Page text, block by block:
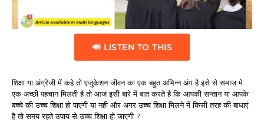
🔊 LISTEN TO THIS
शिक्षा या अंग्रेजी में कहे तो एजुकेशन जीवन का एक बहुत अभिन्न अंग है इसे से समाज मे
एक अच्छी पहचान मिलती है तो आज इसी बारे में बात करते है कि आपकी सन्तान या आपके
बच्चे की उच्च शिक्षा हो पाएगी या नही और अगर उच्च शिक्षा मिलने में किसी तरह की बाधाएं
है तो समय रहते उपाय से उच्च शिक्षा हो जाएगी ?